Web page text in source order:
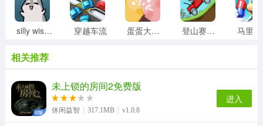
silly wisher最新版 穿越车流 蛋蛋大乱斗 登山赛车1老旧版
相关推荐
未上锁的房间2免费版
休闲益智 317.1MB v1.0.8
进入